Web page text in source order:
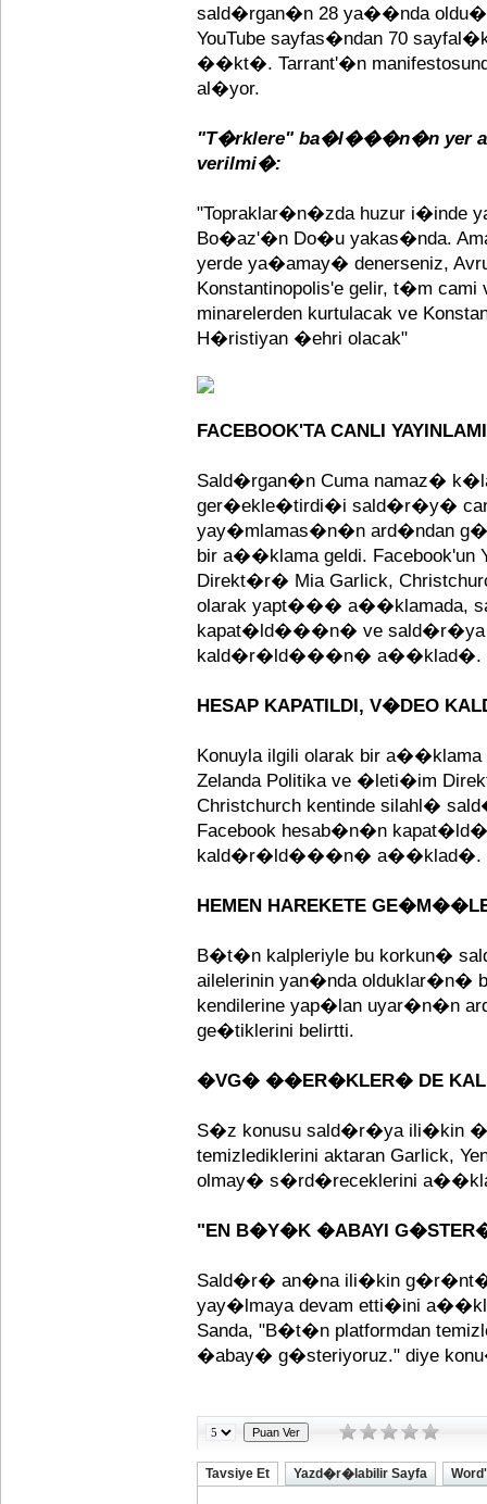
sald�rgan�n 28 ya��nda
YouTube sayfas�ndan 70
��kt�. Tarrant'�n
al�yor.
"T�rklere" ba�l���n�n yer
verilmi�:
"Topraklar�n�zda huzur i�inde
Bo�az'�n Do�u yakas�nda.
yerde ya�amay� denerseniz,
Konstantinopolis'e gelir, t�m
minarelerden kurtulacak ve
H�ristiyan �ehri olacak"
FACEBOOK'TA CANLI
Sald�rgan�n Cuma namaz�
ger�ekle�tirdi�i sald�r�y�
yay�mlamas�n�n ard�ndan
bir a��klama geldi. Facebook'un
Direkt�r� Mia Garlick,
olarak yapt��� a��klamada,
kapat�ld���n� ve
kald�r�ld���n� a��klad�.
HESAP KAPATILDI, V�DEO
Konuyla ilgili olarak bir a��klama
Zelanda Politika ve �leti�im
Christchurch kentinde silahl�
Facebook hesab�n�n
kald�r�ld���n� a��klad�.
HEMEN HAREKETE
B�t�n kalpleriyle bu korkun�
ailelerinin yan�nda olduklar�n�
kendilerine yap�lan uyar�n�n
ge�tiklerini belirtti.
�VG� ��ER�KLER� DE
S�z konusu sald�r�ya ili�kin
temizlediklerini aktaran Garlick,
olmay� s�rd�receklerini
"EN B�Y�K �ABAYI
Sald�r� an�na ili�kin
yay�lmaya devam etti�ini
Sanda, "B�t�n platformdan
�abay� g�steriyoruz." diye
Tavsiye Et Yazd�r�labilir Sayfa